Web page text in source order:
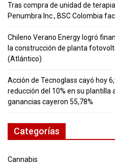
Tras compra de unidad de
Penumbra Inc., BSC Colombia
Chileno Verano Energy logró
la construcción de planta
(Atlántico)
Acción de Tecnoglass cayó hoy
reducción del 10% en su plantilla
ganancias cayeron 55,78%
Categorías
Cannabis